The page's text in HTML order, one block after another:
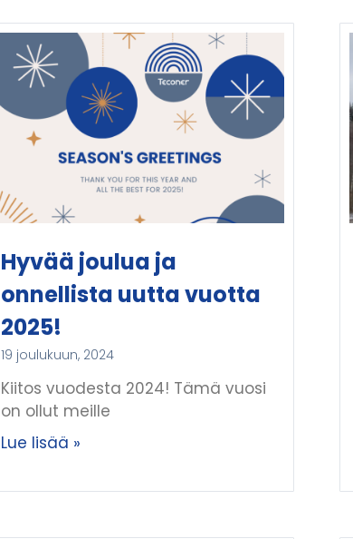
Hyvää joulua ja
onnellista uutta vuotta
2025!
19 joulukuun, 2024
Kiitos vuodesta 2024! Tämä vuosi
on ollut meille
Lue lisää »